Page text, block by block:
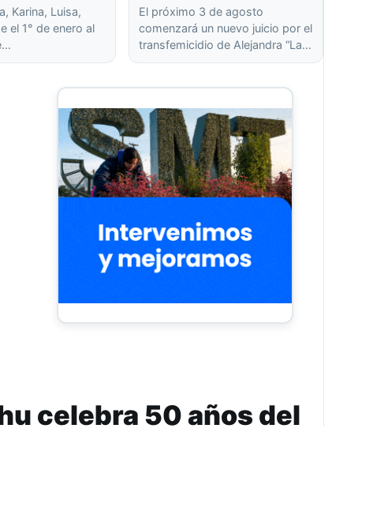
Karina, Luisa,
el 1° de enero al
El próximo 3 de agosto
comenzará un nuevo juicio por el
transfemicidio de Alejandra “La…
celebra 50 años del